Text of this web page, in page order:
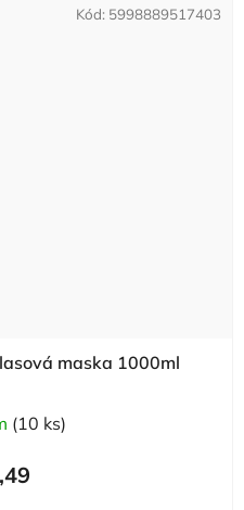
maska 1000ml
(10 ks)
Kód: 5998889517403